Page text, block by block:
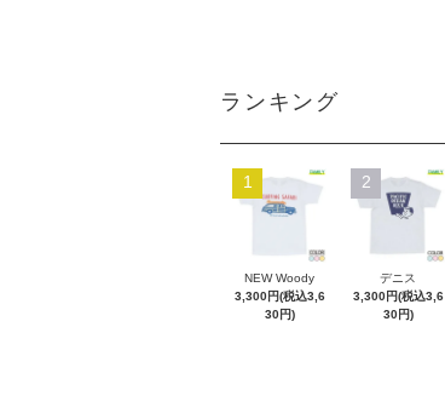
ランキング
1
NEW Woody
3,300円(税込3,6
30円)
2
デニス
3,300円(税込3,6
30円)